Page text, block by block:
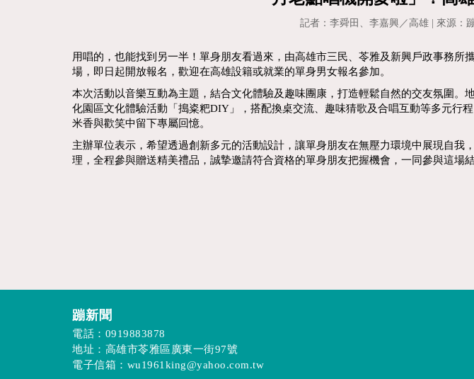
記者：李舜田、李嘉興／高雄 | 來源：
用唱的，也能找到另一半！單身朋友看過來，由高雄市三民、苓雅及新興戶政事務
場，即日起開放報名，歡迎在高雄設籍或就業的單身男女報名參加。
本次活動以音樂互動為主題，結合文化體驗及趣味團康，打造輕鬆自然的交友氛圍
化園區文化體驗活動「搗粢粑DIY」，搭配換桌交流、趣味猜歌及合唱互動等多元行
米香與歡笑中留下專屬回憶。
主辦單位表示，希望透過創新多元的活動設計，讓單身朋友在無壓力環境中展現自
理，全程參與贈送精美禮品，誠摯邀請符合資格的單身朋友把握機會，一同參與這場
蹦新聞
電話： 0919883878
地址：高雄市苓雅區廣東一街97號
電子信箱： wu1961king@yahoo.com.tw